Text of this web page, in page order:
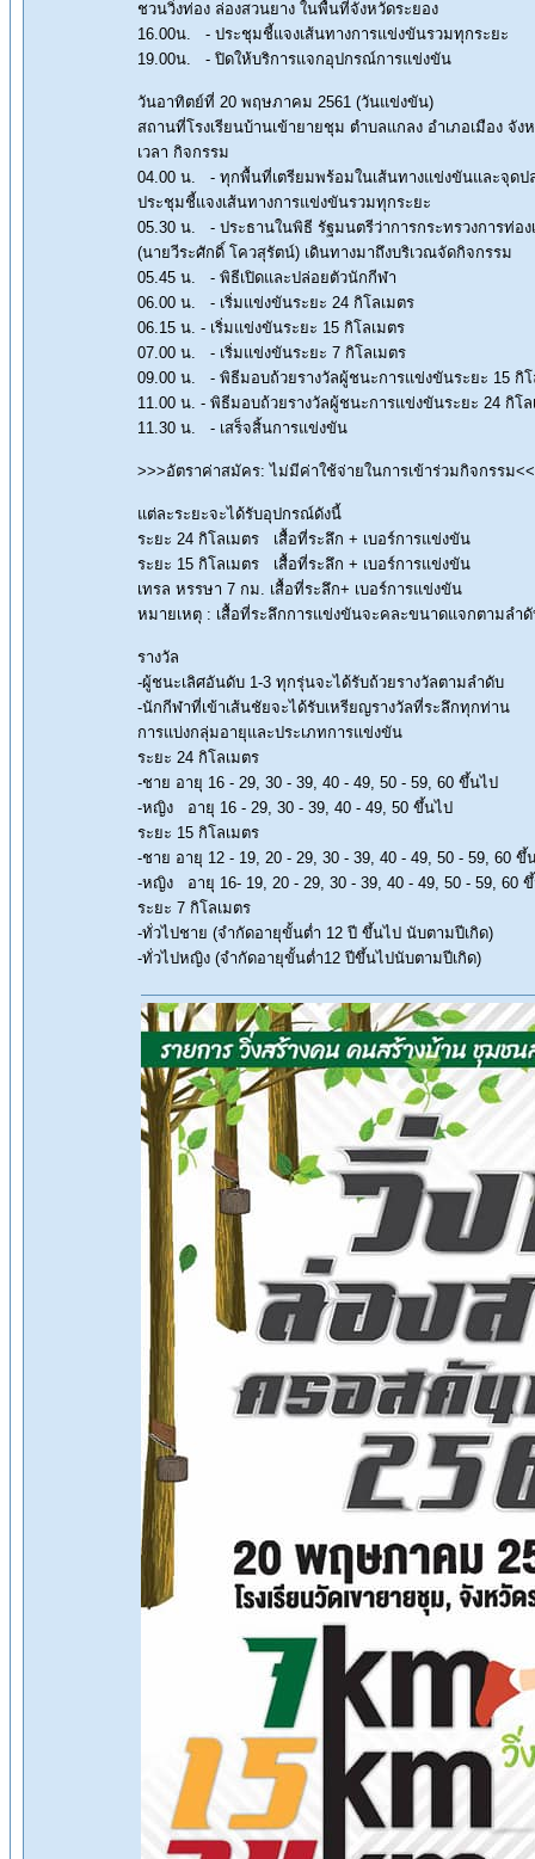
ชวนวิ่งท่อง ล่องสวนยาง ในพื้นที่จังหวัดระยอง
16.00น. - ประชุมชี้แจงเส้นทางการแข่งขันรวมทุกระยะ
19.00น. - ปิดให้บริการแจกอุปกรณ์การแข่งขัน
วันอาทิตย์ที่ 20 พฤษภาคม 2561 (วันแข่งขัน)
สถานที่โรงเรียนบ้านเข้ายายชุม ตำบลแกลง อำเภอเมือง จัง
เวลา กิจกรรม
04.00 น. - ทุกพื้นที่เตรียมพร้อมในเส้นทางแข่งขันและจุดป
ประชุมชี้แจงเส้นทางการแข่งขันรวมทุกระยะ
05.30 น. - ประธานในพิธี รัฐมนตรีว่าการกระทรวงการท่อง
(นายวีระศักดิ์ โควสุรัตน์) เดินทางมาถึงบริเวณจัดกิจกรรม
05.45 น. - พิธีเปิดและปล่อยตัวนักกีฬา
06.00 น. - เริ่มแข่งขันระยะ 24 กิโลเมตร
06.15 น. - เริ่มแข่งขันระยะ 15 กิโลเมตร
07.00 น. - เริ่มแข่งขันระยะ 7 กิโลเมตร
09.00 น. - พิธีมอบถ้วยรางวัลผู้ชนะการแข่งขันระยะ 15 กิโ
11.00 น. - พิธีมอบถ้วยรางวัลผู้ชนะการแข่งขันระยะ 24 กิโล
11.30 น. - เสร็จสิ้นการแข่งขัน
>>>อัตราค่าสมัคร: ไม่มีค่าใช้จ่ายในการเข้าร่วมกิจกรรม
แต่ละระยะจะได้รับอุปกรณ์ดังนี้
ระยะ 24 กิโลเมตร เสื้อที่ระลึก + เบอร์การแข่งขัน
ระยะ 15 กิโลเมตร เสื้อที่ระลึก + เบอร์การแข่งขัน
เทรล หรรษา 7 กม. เสื้อที่ระลึก+ เบอร์การแข่งขัน
หมายเหตุ : เสื้อที่ระลึกการแข่งขันจะคละขนาดแจกตามลำ
รางวัล
-ผู้ชนะเลิศอันดับ 1-3 ทุกรุ่นจะได้รับถ้วยรางวัลตามลำดับ
-นักกีฬาที่เข้าเส้นชัยจะได้รับเหรียญรางวัลที่ระลึกทุกท่าน
การแบ่งกลุ่มอายุและประเภทการแข่งขัน
ระยะ 24 กิโลเมตร
-ชาย อายุ 16 - 29, 30 - 39, 40 - 49, 50 - 59, 60 ขึ้นไป
-หญิง อายุ 16 - 29, 30 - 39, 40 - 49, 50 ขึ้นไป
ระยะ 15 กิโลเมตร
-ชาย อายุ 12 - 19, 20 - 29, 30 - 39, 40 - 49, 50 - 59, 60 ขึ้
-หญิง อายุ 16- 19, 20 - 29, 30 - 39, 40 - 49, 50 - 59, 60
ระยะ 7 กิโลเมตร
-ทั่วไปชาย (จำกัดอายุขั้นต่ำ 12 ปี ขึ้นไป นับตามปีเกิด)
-ทั่วไปหญิง (จำกัดอายุขั้นต่ำ12 ปีขึ้นไปนับตามปีเกิด)